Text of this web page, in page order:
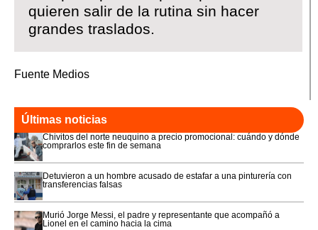
quieren salir de la rutina sin hacer
grandes traslados.
Fuente Medios
Últimas noticias
Chivitos del norte neuquino a precio promocional: cuándo y dónde
comprarlos este fin de semana
Detuvieron a un hombre acusado de estafar a una pinturería con
transferencias falsas
Murió Jorge Messi, el padre y representante que acompañó a
Lionel en el camino hacia la cima